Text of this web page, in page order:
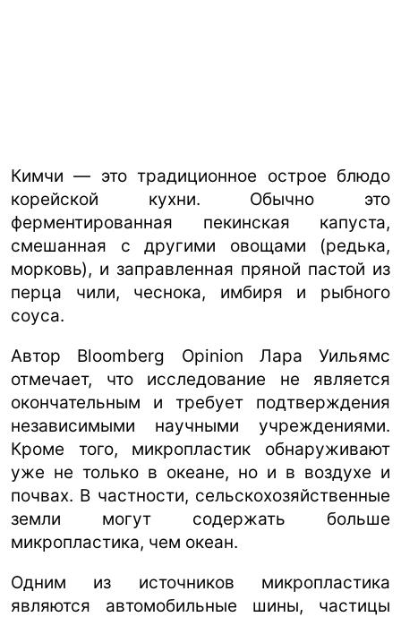
Кимчи — это традиционное острое блюдо
корейской кухни. Обычно это
ферментированная пекинская капуста,
смешанная с другими овощами (редька,
морковь), и заправленная пряной пастой из
перца чили, чеснока, имбиря и рыбного
соуса.
Автор Bloomberg Opinion Лара Уильямс
отмечает, что исследование не является
окончательным и требует подтверждения
независимыми научными учреждениями.
Кроме того, микропластик обнаруживают
уже не только в океане, но и в воздухе и
почвах. В частности, сельскохозяйственные
земли могут содержать больше
микропластика, чем океан.
Одним из источников микропластика
являются автомобильные шины, частицы